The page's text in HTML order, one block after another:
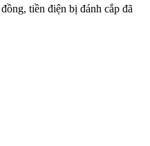
tiền điện bị đánh cắp đã